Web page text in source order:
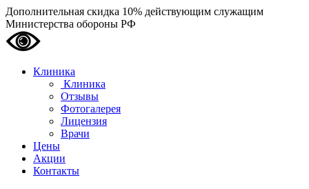
Дополнительная скидка 10% действующим служащим
Министерства обороны РФ
Клиника
Клиника
Отзывы
Фотогалерея
Лицензия
Врачи
Цены
Акции
Контакты